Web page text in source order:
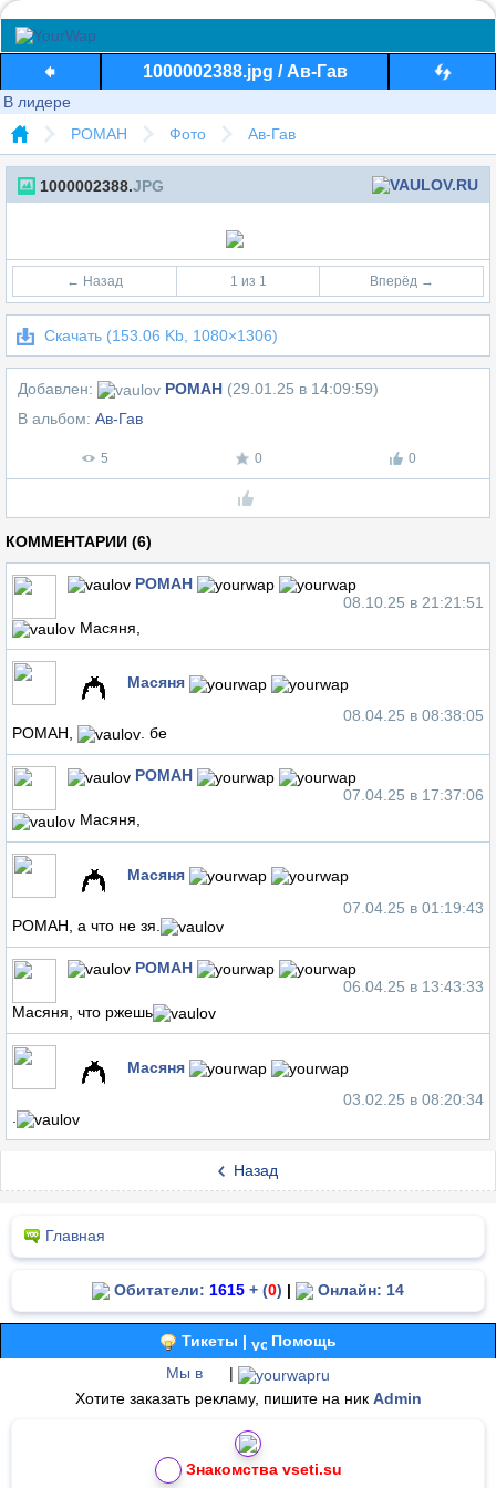
1000002388.jpg / Ав-Гав
В лидере
POMAH
Фото Ав-Гав
1000002388.JPG
← Назад 1 из 1 Вперёд →
Скачать (153.06 Kb, 1080×1306)
Добавлен: POMAH (29.01.25 в 14:09:59)
В альбом: Ав-Гав
5 0 0
КОММЕНТАРИИ (6)
POMAH
08.10.25 в 21:21:51
Масяня,
Масяня
08.04.25 в 08:38:05
POMAH,
. бе
POMAH
07.04.25 в 17:37:06
Масяня,
Масяня
07.04.25 в 01:19:43
POMAH, а что не зя.
POMAH
06.04.25 в 13:43:33
Масяня, что ржешь
Масяня
03.02.25 в 08:20:34
.
Назад
Главная
Обитатели: 1615 + (0) | Онлайн: 14
Тикеты |
Помощь
Мы в
|
Хотите заказать рекламу, пишите на ник Admin
Знакомства vseti.su